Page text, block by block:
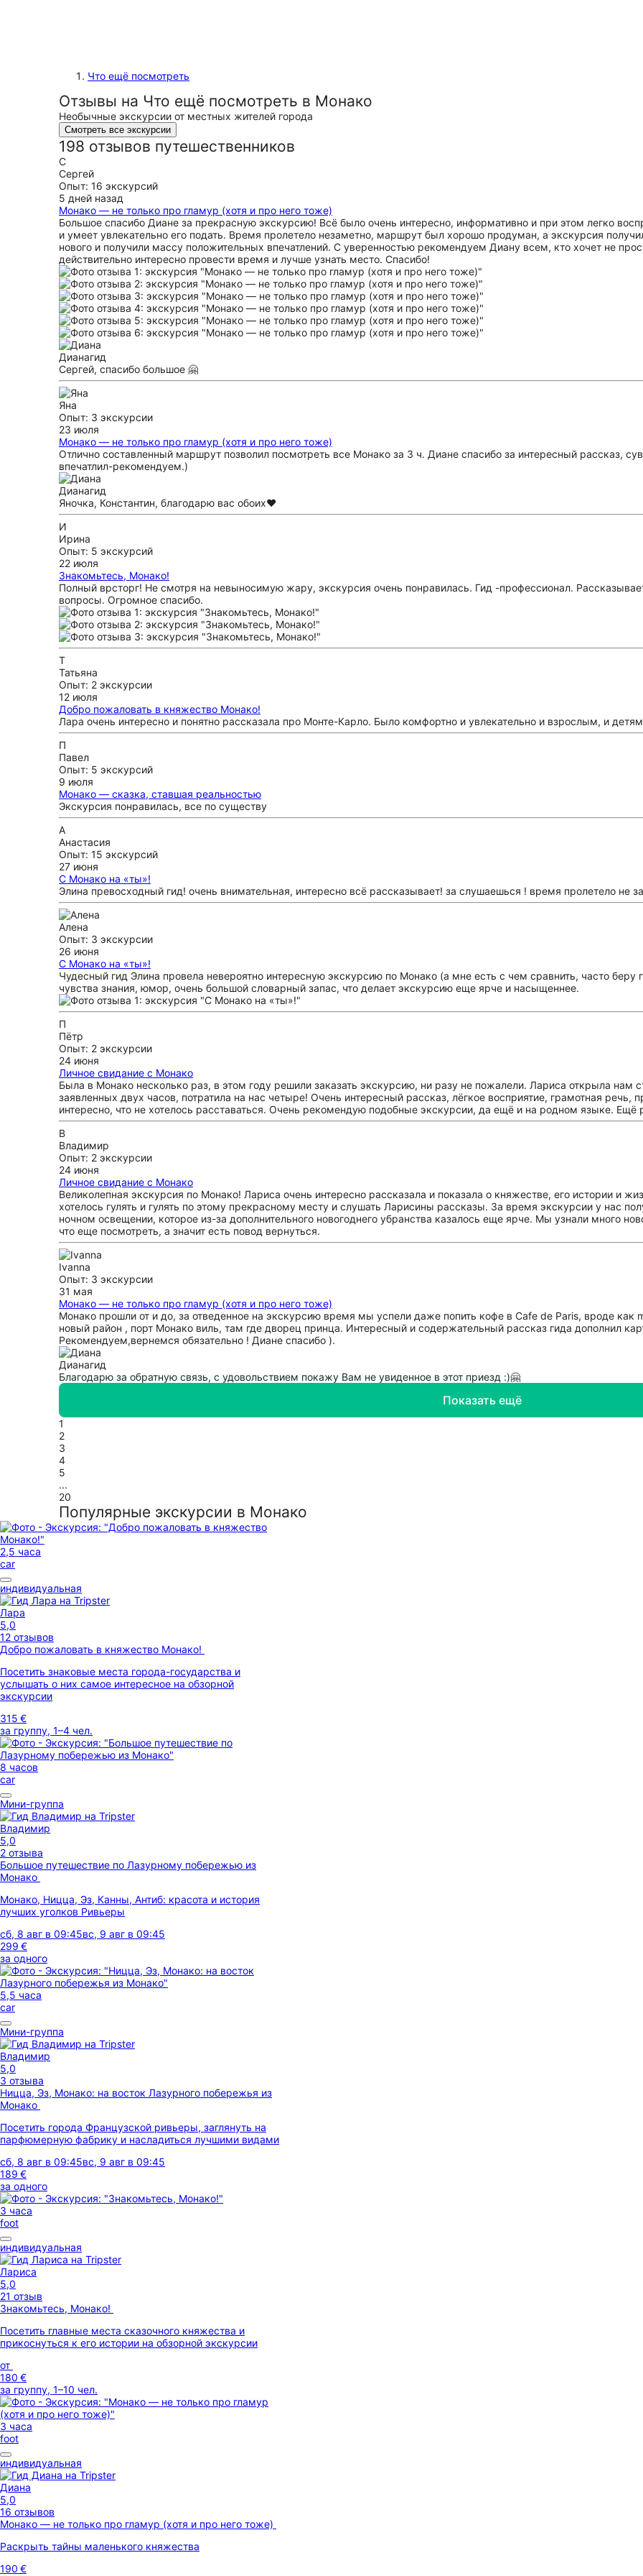
Что ещё посмотреть
Отзывы на Что ещё посмотреть в Монако
Необычные экскурсии от местных жителей города
Смотреть все экскурсии
198 отзывов путешественников
С
Сергей
Опыт: 16 экскурсий
5 дней назад
Монако — не только про гламур (хотя и про него тоже)
Большое спасибо Диане за прекрасную экскурсию! Всё было очень интересно, информативно и при этом легко
и умеет увлекательно его подать. Время пролетело незаметно, маршрут был хорошо продуман, а экскурсия
нового и получили массу положительных впечатлений. С уверенностью рекомендуем Диану всем, кто хочет не
действительно интересно провести время и лучше узнать место. Спасибо!
Дианагид
Сергей, спасибо большое 🤗
Яна
Опыт: 3 экскурсии
23 июля
Монако — не только про гламур (хотя и про него тоже)
Отлично составленный маршрут позволил посмотреть все Монако за 3 ч. Диане спасибо за интересный рассказ,
впечатлил-рекомендуем.)
Дианагид
Яночка, Константин, благодарю вас обоих❤️
И
Ирина
Опыт: 5 экскурсий
22 июля
Знакомьтесь, Монако!
Полный врсторг! Не смотря на невыносимую жару, экскурсия очень понравилась. Гид -профессионал.
вопросы. Огромное спасибо.
Т
Татьяна
Опыт: 2 экскурсии
12 июля
Добро пожаловать в княжество Монако!
Лара очень интересно и понятно рассказала про Монте-Карло. Было комфортно и увлекательно и взрослым, и
П
Павел
Опыт: 5 экскурсий
9 июля
Монако — сказка, ставшая реальностью
Экскурсия понравилась, все по существу
А
Анастасия
Опыт: 15 экскурсий
27 июня
С Монако на «ты»!
Элина превосходный гид! очень внимательная, интересно всё рассказывает! за слушаешься ! время пролетело не
Алена
Опыт: 3 экскурсии
26 июня
С Монако на «ты»!
Чудесный гид Элина провела невероятно интересную экскурсию по Монако (а мне есть с чем сравнить, часто беру
чувства знания, юмор, очень большой словарный запас, что делает экскурсию еще ярче и насыщеннее.
П
Пётр
Опыт: 2 экскурсии
24 июня
Личное свидание с Монако
Была в Монако несколько раз, в этом году решили заказать экскурсию, ни разу не пожалели. Лариса открыла нам
заявленных двух часов, потратила на нас четыре! Очень интересный рассказ, лёгкое восприятие, грамотная
интересно, что не хотелось расставаться. Очень рекомендую подобные экскурсии, да ещё и на родном языке. Ещё
В
Владимир
Опыт: 2 экскурсии
24 июня
Личное свидание с Монако
Великолепная экскурсия по Монако! Лариса очень интересно рассказала и показала о княжестве, его истории и
хотелось гулять и гулять по этому прекрасному месту и слушать Ларисины рассказы. За время экскурсии у нас
ночном освещении, которое из-за дополнительного новогоднего убранства казалось еще ярче. Мы узнали много
что еще посмотреть, а значит есть повод вернуться.
Ivanna
Опыт: 3 экскурсии
31 мая
Монако — не только про гламур (хотя и про него тоже)
Монако прошли от и до, за отведенное на экскурсию время мы успели даже попить кофе в Сafe de Paris, вроде как
новый район , порт Монако виль, там где дворец принца. Интересный и содержательный рассказ гида дополнил
Рекомендуем,вернемся обязательно ! Диане спасибо ).
Дианагид
Благодарю за обратную связь, с удовольствием покажу Вам не увиденное в этот приезд :)🤗
Показать ещё
1
2
3
4
5
...
20
Популярные экскурсии в Монако
2,5 часа
car
индивидуальная
Лара
5,0
12 отзывов
Добро пожаловать в княжество Монако!
Посетить знаковые места города-государства и
услышать о них самое интересное на обзорной
экскурсии
315 €
за группу, 1–4 чел.
8 часов
car
Мини-группа
Владимир
5,0
2 отзыва
Большое путешествие по Лазурному побережью из
Монако
Монако, Ницца, Эз, Канны, Антиб: красота и история
лучших уголков Ривьеры
сб, 8 авг в 09:45вс, 9 авг в 09:45
299 €
за одного
5,5 часа
car
Мини-группа
Владимир
5,0
3 отзыва
Ницца, Эз, Монако: на восток Лазурного побережья из
Монако
Посетить города Французской ривьеры, заглянуть на
парфюмерную фабрику и насладиться лучшими видами
сб, 8 авг в 09:45вс, 9 авг в 09:45
189 €
за одного
3 часа
foot
индивидуальная
Лариса
5,0
21 отзыв
Знакомьтесь, Монако!
Посетить главные места сказочного княжества и
прикоснуться к его истории на обзорной экскурсии
от
180 €
за группу, 1–10 чел.
3 часа
foot
индивидуальная
Диана
5,0
16 отзывов
Монако — не только про гламур (хотя и про него тоже)
Раскрыть тайны маленького княжества
190 €